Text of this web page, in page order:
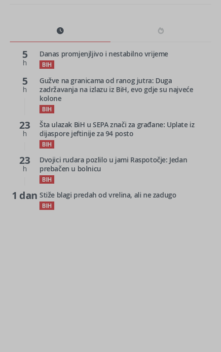
5
h
Danas promjenjljivo i nestabilno vrijeme
BIH
5
h
Gužve na granicama od ranog jutra: Duga
zadržavanja na izlazu iz BiH, evo gdje su najveće
kolone
BIH
23
h
Šta ulazak BiH u SEPA znači za građane: Uplate iz
dijaspore jeftinije za 94 posto
BIH
23
h
Dvojici rudara pozlilo u jami Raspotočje: Jedan
prebačen u bolnicu
BIH
1 dan Stiže blagi predah od vrelina, ali ne zadugo
BIH